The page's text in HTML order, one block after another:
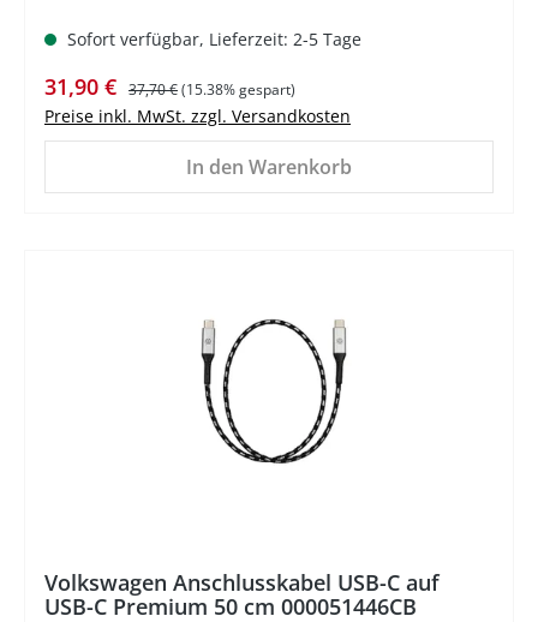
Sofort verfügbar, Lieferzeit: 2-5 Tage
Verkaufspreis:
31,90 € Regulärer Preis:
37,70 €(15.38% gespart)
Preise inkl. MwSt. zzgl. Versandkosten
In den Warenkorb
Volkswagen Anschlusskabel USB-C auf
USB-C Premium 50 cm 000051446CB